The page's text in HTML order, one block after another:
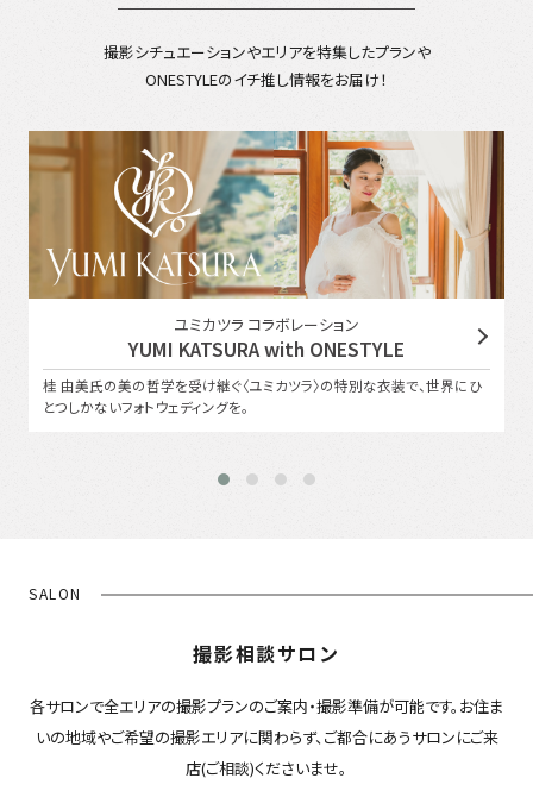
撮影シチュエーションやエリアを特集したプランや
ONESTYLEのイチ推し情報をお届け！
ユミカツラ コラボレーション
YUMI KATSURA with ONESTYLE
桂 由美氏の美の哲学を受け継ぐ〈ユミカツラ〉の特別な衣装で、世界にひ
とつしかないフォトウェディングを。
SALON
撮影相談サロン
各サロンで全エリアの撮影プランのご案内・撮影準備が可能です。お住ま
いの地域やご希望の撮影エリアに関わらず、ご都合にあうサロンにご来
店(ご相談)くださいませ。